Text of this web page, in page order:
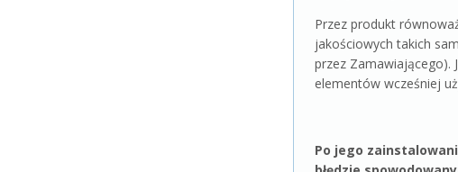
Przez produkt
jakościowych takich
przez Zamawiającego).
elementów wcześniej
Po jego